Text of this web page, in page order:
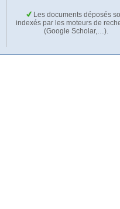
Les documents déposés
indexés par les moteurs de
(Google Scholar,…).